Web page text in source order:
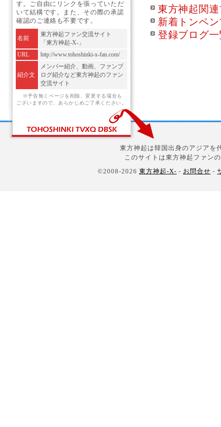
東方神起関
新着トンペ
登録ブログ
す。ご自由にリンクを張っていただ
いて結構です。また、その際の承諾
確認のご連絡も不要です。
名前
東方神起ファン交流サイト
「東方神起-X-」
URL
http://www.tohoshinki-x-fan.com/
紹介文
メンバー紹介、動画、ファンブ
ログ紹介など東方神起のファン
交流サイト
※予告無くページを削除、変更する場合も
ございますので、あらかじめご了承ください。
東方神起は韓国出身のアジアを
このサイトは東方神起ファン
©2008-2026 東方神起-X- - お問合せ -